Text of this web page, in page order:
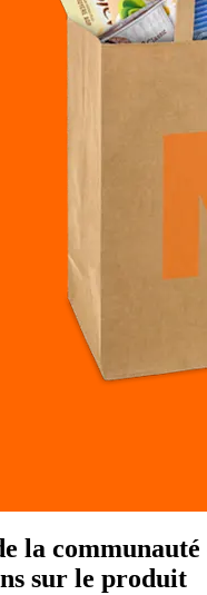
la communauté
sur le produit